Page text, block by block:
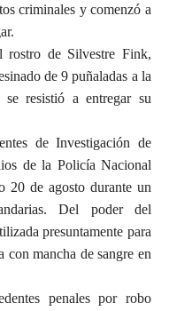
criminales y comenzó a
rostro de Silvestre Fink,
de 9 puñaladas a la
resistió a entregar su
de Investigación de
de la Policía Nacional
20 de agosto durante un
Del poder del
presuntamente para
mancha de sangre en
penales por robo